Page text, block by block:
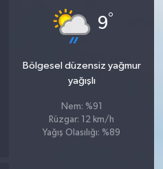
9°
Bölgesel düzensiz yağmur
yağışlı
Nem: %91
Rüzgar: 12 km/h
Yağış Olasılığı: %89